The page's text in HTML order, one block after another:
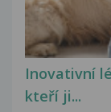
Inovativní
kteří ji...